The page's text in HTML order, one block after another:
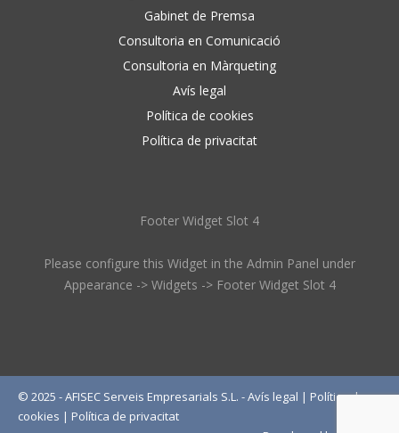
Gabinet de Premsa
Consultoria en Comunicació
Consultoria en Màrqueting
Avís legal
Política de cookies
Política de privacitat
Footer Widget Slot 4
Please configure this Widget in the Admin Panel under
Appearance -> Widgets -> Footer Widget Slot 4
© 2025 - AFISEC Serveis Empresarials S.L. -Avís legal | Política de
cookies | Política de privacitat